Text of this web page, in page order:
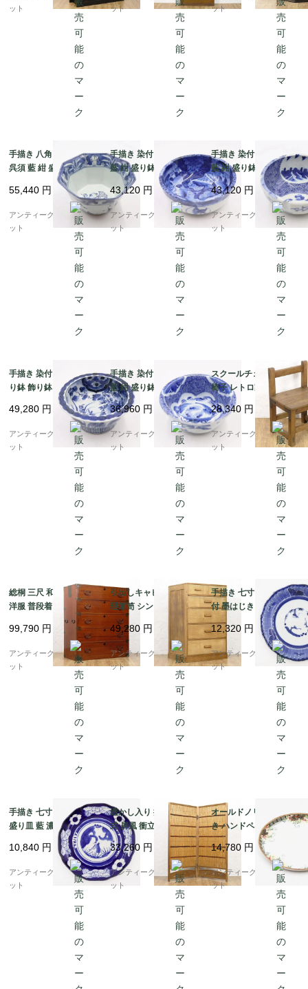
ット
ット
ット
手描き 八角 染付 中鉢
呉須 藍 紺 盛り鉢 飾り
鉢 アンティーク 骨董
日本製 伊万里（波、草
55,440 円
アンティークブルーパロ
ット
手描き 染付 中鉢 呉須
藍 紺 盛り鉢 飾り鉢 ア
ンティーク 骨董 日本製
伊万里（馬・唐草・植
物）
43,120 円
アンティークブルーパロ
ット
手描き 染付 中鉢 呉須
藍 紺 盛り鉢 飾り鉢 ア
ンティーク 骨董 日本製
伊万里（窓絵草花・み
じん唐草）
43,120 円
アンティークブルーパロ
ット
手描き 染付 中鉢 紺 盛
り鉢 飾り鉢 伊万里 ア
ンティーク 骨董 日本製
おしゃれ（草花・渦）
49,280 円
アンティークブルーパロ
ット
手描き 染付 中鉢 呉須
藍 紺 盛り鉢 飾り鉢 ア
ンティーク 骨董 日本製
伊万里（みじん唐草・
山水）
36,960 円
アンティークブルーパロ
ット
スクールチェア 学校の
椅子 レトロ家具 教室
ヴィンテージ アンティ
ーク 日本製 子供 かわ
いい 小ぶり
28,340 円
アンティークブルーパロ
ット
総桐 三尺 和箪笥 着物
洋服 普段着 大正 昭和
初期 アンティーク 和家
具 和骨董 明るめの色合
99,790 円
アンティークブルーパロ
ット
引出しキャビネット 整
理箪笥 シンプル モダン
明るめ ナチュラル 日本
製 昭和レトロ
49,280 円
アンティークブルーパロ
ット
手描き 七寸 伊万里 染
付 墨はじき 中皿 盛り
皿 取り皿 呉須 藍 和骨
董 和食 ワンプレート
アンティーク(松竹梅・
菊花弁)
12,320 円
アンティークブルーパロ
ット
手描き 七寸 染付 中皿
盛り皿 藍 濃紺 和骨董
和食 ワンプレート アン
ティーク(松竹梅・牡
丹)
10,840 円
アンティークブルーパロ
ット
透かし入り 折りたたみ
式 屏風 衝立 パーテー
ション 間仕切り 簾屏風
四連 2枚折り アンティ
ーク ヴィンテージ 骨董
インテリア
33,260 円
アンティークブルーパロ
ット
オールドノリタケ 手描
き ハンドペイント トレ
ー 皿 盛上げ絵付け NO
RITAKE 日本製 アンテ
ィーク（クローバー・
花）
14,780 円
アンティークブルーパロ
ット